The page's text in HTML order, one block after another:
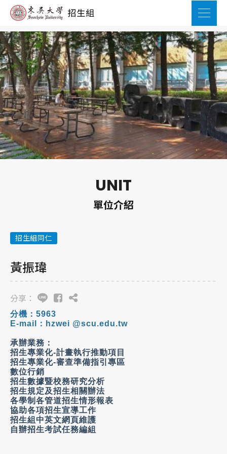
UNIT
單位介紹
招生組同仁
黃振瑋
分享：
分機： 5963
E-mail
： hzwei @scu.edu.tw
承辦業務：
招生專業化-計畫執行推動項目
招生專業化-審查準備指引專區
數位行銷
招生數據暨校務研究分析
招生規定及招生相關辦法
各學制各管道招生情形報表
協助各項招生宣導工作
招生組中英文網頁維護
自辦招生考試任務編組